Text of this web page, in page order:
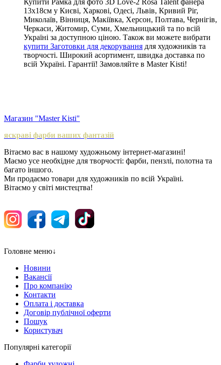
13х18см у Києві, Харкові, Одесі, Львів, Кривий Ріг,
Миколаїв, Вінниця, Макіївка, Херсон, Полтава, Чернігів,
Черкаси, Житомир, Суми, Хмельницький та по всій
Україні за доступною ціною. Також ви можете вибрати
купити Заготовки для декорування для художників та
творчості. Широкий асортимент, швидка доставка по
всій Україні. Гарантії! Замовляйте в Master Kisti!
Магазин "Master Kisti"
яскраві фарби ваших фантазій
Вітаємо вас в нашому художньому інтернет-магазині!
Маємо усе необхідне для творчості: фарби, пензлі, полотна та
багато іншого.
Ми продаємо товари для художників по всій Україні.
Вітаємо у світі мистецтва!
Головне меню↓
Новини
Вакансії
Про компанію
Контакти
Оплата і доставка
Договір публічної оферти
Пошук
Користувач
Популярні категорії